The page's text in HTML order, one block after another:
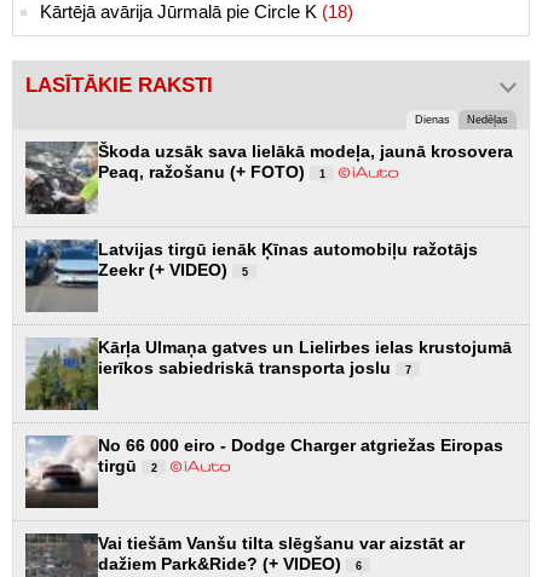
Kārtējā avārija Jūrmalā pie Circle K (18)
LASĪTĀKIE RAKSTI
Dienas Nedēļas
Škoda uzsāk sava lielākā modeļa, jaunā krosovera
Peaq, ražošanu (+ FOTO)
1
Latvijas tirgū ienāk Ķīnas automobiļu ražotājs
Zeekr (+ VIDEO)
5
Kārļa Ulmaņa gatves un Lielirbes ielas krustojumā
ierīkos sabiedriskā transporta joslu
7
No 66 000 eiro - Dodge Charger atgriežas Eiropas
tirgū
2
Vai tiešām Vanšu tilta slēgšanu var aizstāt ar
dažiem Park&Ride? (+ VIDEO)
6